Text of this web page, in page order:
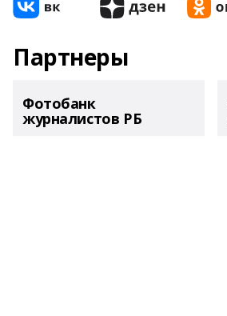
Партнеры
Фотобанк
журналистов РБ